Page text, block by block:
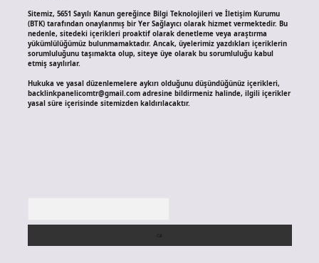
Sitemiz, 5651 Sayılı Kanun gereğince Bilgi Teknolojileri ve İletişim Kurumu
(BTK) tarafından onaylanmış bir Yer Sağlayıcı olarak hizmet vermektedir. Bu
nedenle, sitedeki içerikleri proaktif olarak denetleme veya araştırma
yükümlülüğümüz bulunmamaktadır. Ancak, üyelerimiz yazdıkları içeriklerin
sorumluluğunu taşımakta olup, siteye üye olarak bu sorumluluğu kabul
etmiş sayılırlar.
Hukuka ve yasal düzenlemelere aykırı olduğunu düşündüğünüz içerikleri,
backlinkpanelicomtr@gmail.comadresine bildirmeniz halinde, ilgili içerikler
yasal süre içerisinde sitemizden kaldırılacaktır.